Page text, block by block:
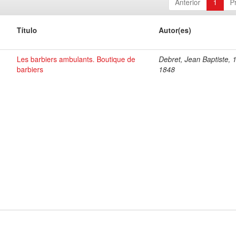
Anterior 1
Título Autor(es)
Les barbiers ambulants. Boutique de
barbiers
Debret, Jean Baptiste,
1848